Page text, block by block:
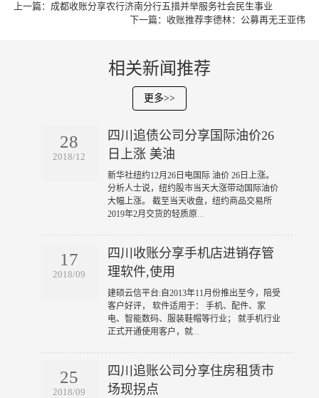
上一篇： 成都收账分享农行济南分行五措并举服务社会民生事业
下一篇： 收账推荐李德林：公募再无王亚伟
相关新闻推荐
更多>>
28
2018/12
四川追债公司分享国际油价26
日上涨 美油
​新华社纽约12月26日电国际 油价 26日上涨。
分析人士说，纽约股市当天大涨带动国际油价
大幅上涨。 截至当天收盘，纽约商品交易所
2019年2月交货的轻质原...
17
2018/09
四川收账分享手机店进销存管
理软件,使用
​建硕云信平台:自2013年11月份推出至今，陪受
客户好评， 软件适用于： 手机、配件、家
电、智能数码、服装鞋帽等行业； 就手机行业
正式开通使用客户，就...
25
2018/09
四川追账公司分享住房租赁市
场现拐点